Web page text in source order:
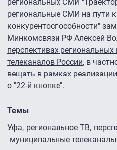
региональных СМИ
региональные СМИ на пути
конкурентоспособности"
Минкомсвязи РФ Алексей
перспективах
телеканалов России, в
вещать в рамках
о "22-й кнопке".
Темы
Уфа региональное ТВ
муниципальные телеканалы